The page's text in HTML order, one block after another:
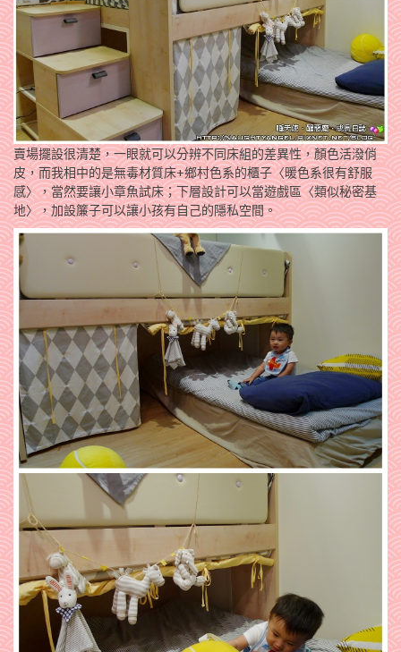
賣場擺設很清楚，一眼就可以分辨不同床組的差異性，顏色活潑俏
皮，而我相中的是無毒材質床+鄉村色系的櫃子〈暖色系很有舒服
感〉，當然要讓小章魚試床；下層設計可以當遊戲區〈類似秘密基
地〉，加設簾子可以讓小孩有自己的隱私空間。